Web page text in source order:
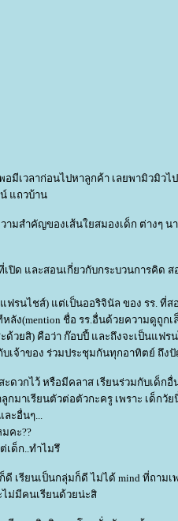
มีเวลาก่อนไปหาลูกค้า เลยพามิวมิวไ
แถวบ้าน
ามสำคัญของเส้นใยสมองเด็ก ต่างๆ น
เปิด และสอนเกี่ยวกับกระบวนการคิด
แฟรนไชส์) แต่เป็นออริจินัล ของ รร. ที่
ลัง(mention ชื่อ รร.อื่นด้วยความดูถูกเ
ด้วยสิ) คือว่า ก๊อบปี้ และถึงจะเป็นแฟ
เจ้าของ ร่วมประชุมกันทุกอาทิตย์ ถึง
ดวกไว้ หรือมีคลาส เรียนร่วมกับเด็กอื่
มาเรียนตัวต่อตัวกะครู เพราะ เด็กวัย
ะอื่นๆ...
คะ??
เด็ก..ทำไมรึ
ดี เรียนเป็นกลุ่มก็ดี ไม่ได้ mind ที่ถาม
ไม่มีคนเรียนด้วยน่ะสิ